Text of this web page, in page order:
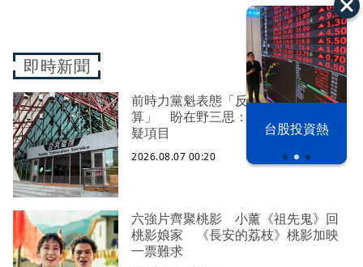
以色列 穹頂
台股投資熱
即時新聞
前時力黨魁表態「反對刪公視預
算」 盼在野三思：改凍結處理受質
疑項目
2026.08.07 00:20
六強片齊聚桃影 小薰《祖先鬼》回
桃影娘家 《長安的荔枝》桃影加映
一票難求